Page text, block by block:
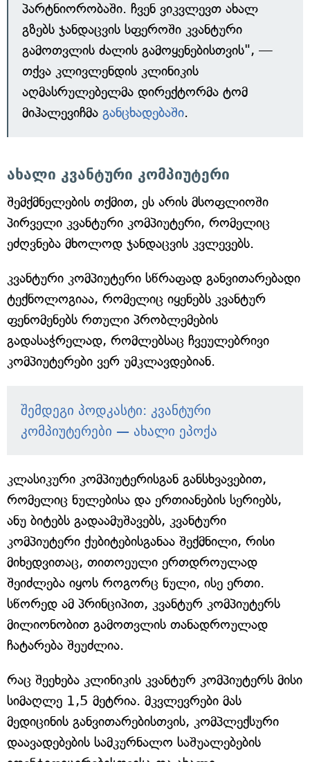
პარტნიორობაში. ჩვენ ვიკვლევთ ახალ
გზებს ჯანდაცვის სფეროში კვანტური
გამოთვლის ძალის გამოყენებისთვის", —
თქვა კლივლენდის კლინიკის
აღმასრულებელმა დირექტორმა ტომ
მიჰალევიჩმა განცხადებაში.
ახალი კვანტური კომპიუტერი
შემქმნელების თქმით, ეს არის მსოფლიოში
პირველი კვანტური კომპიუტერი, რომელიც
ეძღვნება მხოლოდ ჯანდაცვის კვლევებს.
კვანტური კომპიუტერი სწრაფად განვითარებადი
ტექნოლოგიაა, რომელიც იყენებს კვანტურ
ფენომენებს რთული პრობლემების
გადასაჭრელად, რომლებსაც ჩვეულებრივი
კომპიუტერები ვერ უმკლავდებიან.
შემდეგი პოდკასტი: კვანტური
კომპიუტერები — ახალი ეპოქა
კლასიკური კომპიუტერისგან განსხვავებით,
რომელიც ნულებისა და ერთიანების სერიებს,
ანუ ბიტებს გადაამუშავებს, კვანტური
კომპიუტერი ქუბიტებისგანაა შექმნილი, რისი
მიხედვითაც, თითოეული ერთდროულად
შეიძლება იყოს როგორც ნული, ისე ერთი.
სწორედ ამ პრინციპით, კვანტურ კომპიუტერს
მილიონობით გამოთვლის თანადროულად
ჩატარება შეუძლია.
რაც შეეხება კლინიკის კვანტურ კომპიუტერს მისი
სიმაღლე 1,5 მეტრია. მკვლევრები მას
მედიცინის განვითარებისთვის, კომპლექსური
დაავადებების სამკურნალო საშუალებების